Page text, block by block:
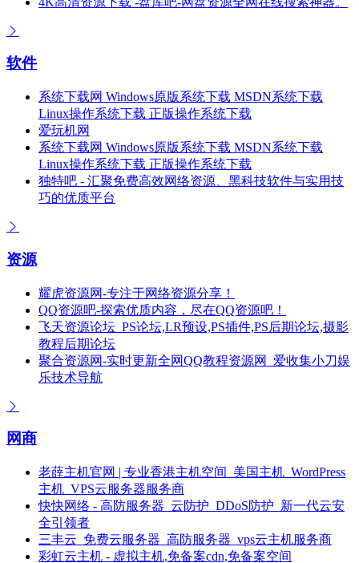
软件
系统下载网 Windows原版系统下载 MSDN系统下载
Linux操作系统下载 正版操作系统下载
爱玩机网
系统下载网 Windows原版系统下载 MSDN系统下载
Linux操作系统下载 正版操作系统下载
独特吧 - 汇聚免费高效网络资源、黑科技软件与实用技
巧的优质平台
资源
耀虎资源网-专注于网络资源分享！
QQ资源吧-探索优质内容，尽在QQ资源吧！
飞天资源论坛_PS论坛,LR预设,PS插件,PS后期论坛,摄影
教程后期论坛
聚合资源网-实时更新全网QQ教程资源网_爱收集小刀娱
乐技术导航
网商
老薛主机官网 | 专业香港主机空间_美国主机_WordPress
主机_VPS云服务器服务商
快快网络 - 高防服务器_云防护_DDoS防护_新一代云安
全引领者
三丰云_免费云服务器_高防服务器_vps云主机服务商
彩虹云主机 - 虚拟主机,免备案cdn,免备案空间